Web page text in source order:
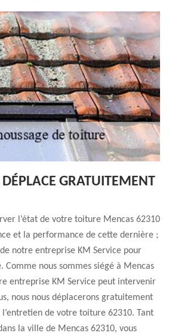
DÉPLACE GRATUITEMENT
l’état de votre toiture Mencas 62310
et la performance de cette dernière ;
notre entreprise KM Service pour
nous sommes siégé à Mencas
entreprise KM Service peut intervenir
nous nous déplacerons gratuitement
de votre toiture 62310. Tant
la ville de Mencas 62310, vous